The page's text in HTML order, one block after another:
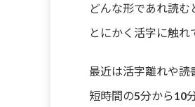
どんな形であれ読
とにかく活字に触れ
最近は活字離れや読
短時間の5分から10